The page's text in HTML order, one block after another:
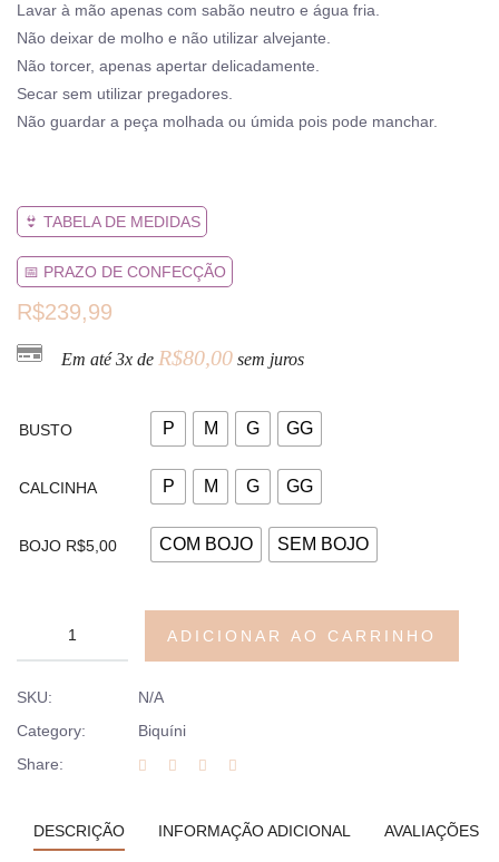
Lavar à mão apenas com sabão neutro e água fria.
Não deixar de molho e não utilizar alvejante.
Não torcer, apenas apertar delicadamente.
Secar sem utilizar pregadores.
Não guardar a peça molhada ou úmida pois pode manchar.
👙 TABELA DE MEDIDAS
📅 PRAZO DE CONFECÇÃO
R$239,99
Em até 3x de R$80,00 sem juros
BUSTO P M G GG
CALCINHA P M G GG
BOJO R$5,00 COM BOJO SEM BOJO
ADICIONAR AO CARRINHO
SKU:
N/A
Category:
Biquíni
Share:
DESCRIÇÃO INFORMAÇÃO ADICIONAL AVALIAÇÕES